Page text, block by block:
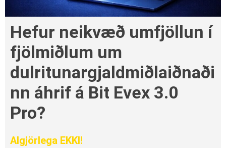
Hefur neikvæð umfjöllun í
fjölmiðlum um
dulritunargjaldmiðlaiðnaði
nn áhrif á Bit Evex 3.0
Pro?
Algjörlega EKKI!